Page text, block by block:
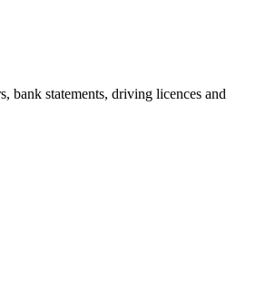
bank statements, driving licences and